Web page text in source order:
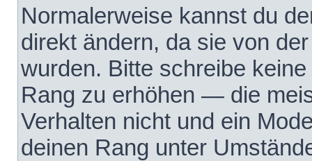
Normalerweise kannst du
direkt ändern, da sie von
wurden. Bitte schreibe
Rang zu erhöhen — die
Verhalten nicht und ein
deinen Rang unter